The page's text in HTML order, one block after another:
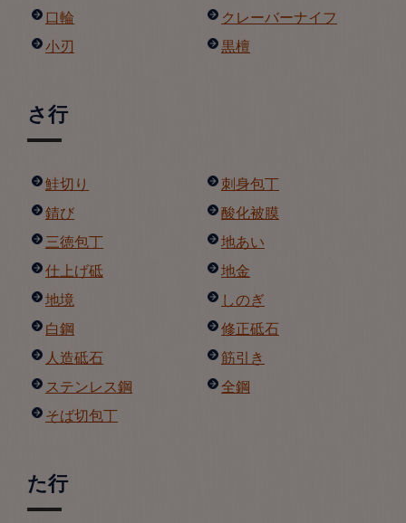
口輪
クレーバーナイフ
小刃
黒檀
さ行
鮭切り
刺身包丁
錆び
酸化被膜
三徳包丁
地あい
仕上げ砥
地金
地境
しのぎ
白鋼
修正砥石
人造砥石
筋引き
ステンレス鋼
全鋼
そば切包丁
た行